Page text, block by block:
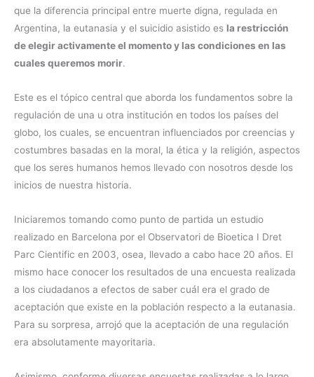
que la diferencia principal entre muerte digna, regulada en
Argentina, la eutanasia y el suicidio asistido es la restricción
de elegir activamente el momento y las condiciones en las
cuales queremos morir.
Este es el tópico central que aborda los fundamentos sobre la
regulación de una u otra institución en todos los países del
globo, los cuales, se encuentran influenciados por creencias y
costumbres basadas en la moral, la ética y la religión, aspectos
que los seres humanos hemos llevado con nosotros desde los
inicios de nuestra historia.
Iniciaremos tomando como punto de partida un estudio
realizado en Barcelona por el Observatori de Bioetica I Dret
Parc Cientific en 2003, osea, llevado a cabo hace 20 años. El
mismo hace conocer los resultados de una encuesta realizada
a los ciudadanos a efectos de saber cuál era el grado de
aceptación que existe en la población respecto a la eutanasia.
Para su sorpresa, arrojó que la aceptación de una regulación
era absolutamente mayoritaria.